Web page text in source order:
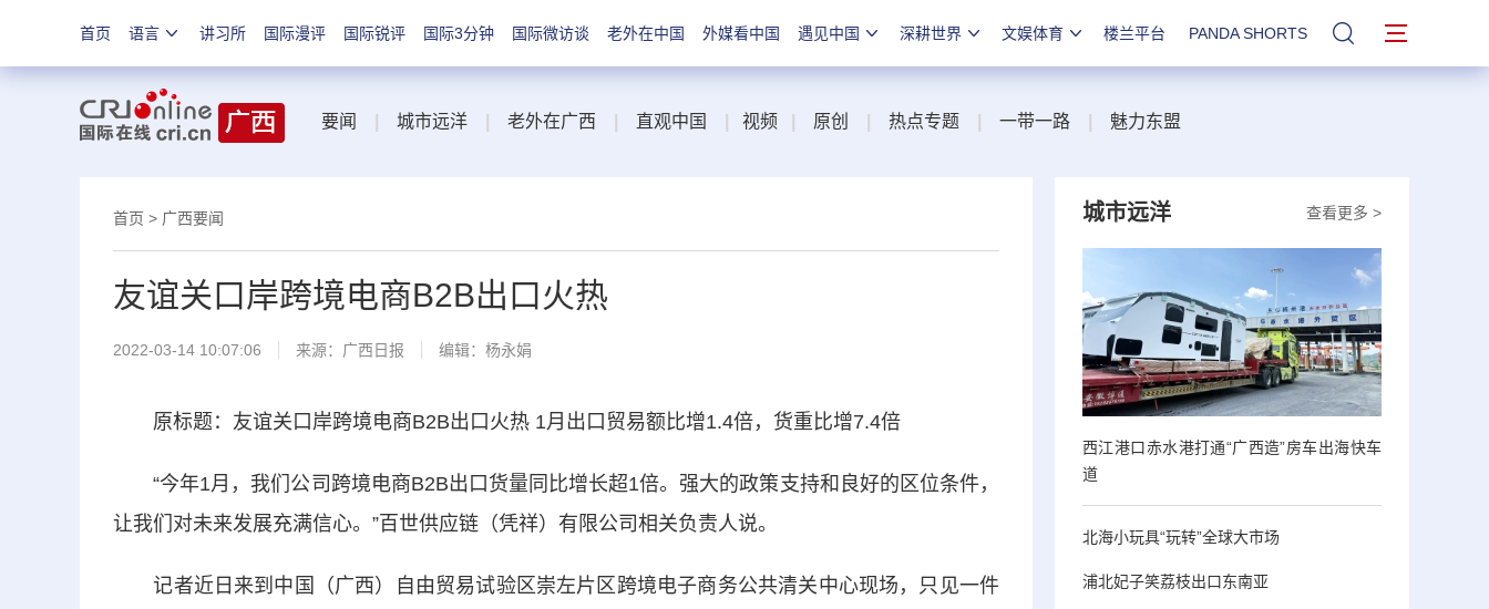
首页 语言 讲习所 国际漫评 国际锐评 国际3分钟 国际微访谈 老外在中国 外媒看中国 遇见中国 深耕世界 文娱体育 楼兰平台 PANDA SHORTS 站内搜索
要闻 城市远洋 老外在广西 直观中国 视频 原创 热点专题 一带一路 魅力东盟
首页 > 广西要闻
友谊关口岸跨境电商B2B出口火热
2022-03-14 10:07:06 来源： 广西日报 编辑：杨永娟
原标题：友谊关口岸跨境电商B2B出口火热 1月出口贸易额比增1.4倍，货重比增7.4倍
“今年1月，我们公司跨境电商B2B出口货量同比增长超1倍。强大的政策支持和良好的区位条件，
让我们对未来发展充满信心。”百世供应链（凭祥）有限公司相关负责人说。
记者近日来到中国（广西）自由贸易试验区崇左片区跨境电子商务公共清关中心现场，只见一件
查看更多 >
城市远洋
西江港口赤水港打通“广西造”房车出海快车
道
北海小玩具“玩转”全球大市场
浦北妃子笑荔枝出口东南亚